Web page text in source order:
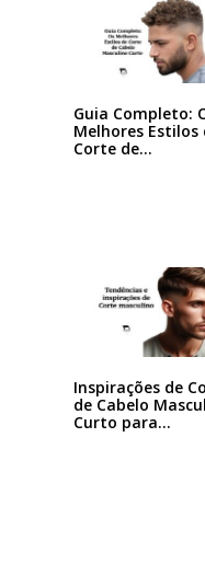
Guia Completo:
Melhores Estilos
Corte de…
Inspirações de
de Cabelo
Curto para…